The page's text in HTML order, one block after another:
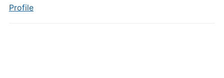
Profile